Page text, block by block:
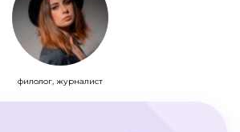
филолог, журналист